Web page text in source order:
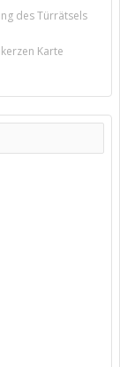
des Türrätsels
Karte